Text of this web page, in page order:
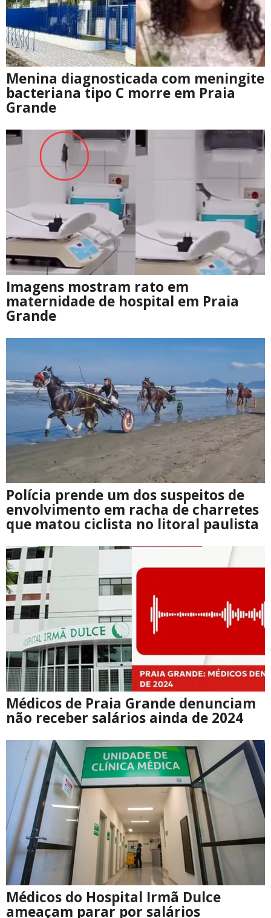
Menina diagnosticada com meningite
bacteriana tipo C morre em Praia
Grande
Imagens mostram rato em
maternidade de hospital em Praia
Grande
Polícia prende um dos suspeitos de
envolvimento em racha de charretes
que matou ciclista no litoral paulista
Médicos de Praia Grande denunciam
não receber salários ainda de 2024
Médicos do Hospital Irmã Dulce
ameaçam parar por salários